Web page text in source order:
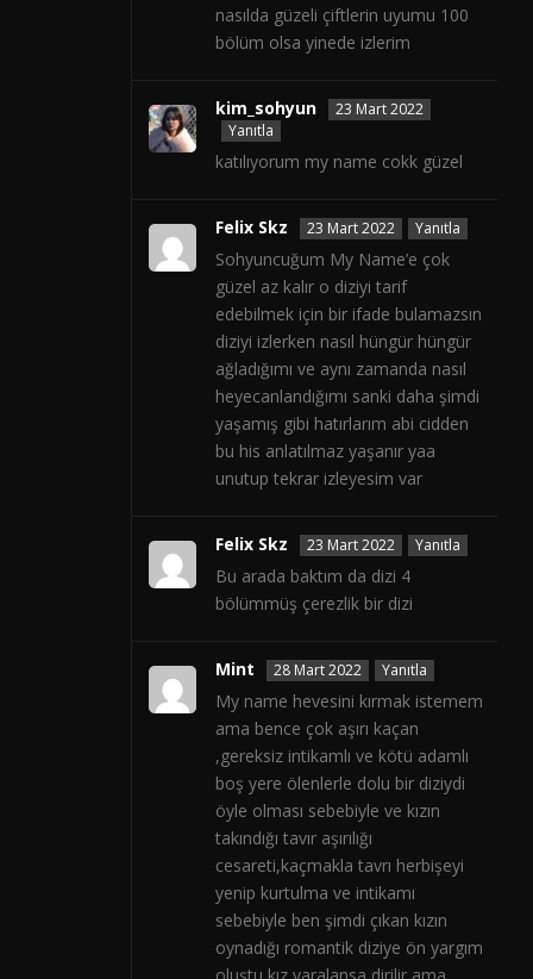
nasılda güzeli çiftlerin uyumu 100
bölüm olsa yinede izlerim
kim_sohyun
23 Mart 2022
Yanıtla
katılıyorum my name cokk güzel
Felix Skz 23 Mart 2022 Yanıtla
Sohyuncuğum My Name’e çok
güzel az kalır o diziyi tarif
edebilmek için bir ifade bulamazsın
diziyi izlerken nasıl hüngür hüngür
ağladığımı ve aynı zamanda nasıl
heyecanlandığımı sanki daha şimdi
yaşamış gibi hatırlarım abi cidden
bu his anlatılmaz yaşanır yaa
unutup tekrar izleyesim var
Felix Skz 23 Mart 2022 Yanıtla
Bu arada baktım da dizi 4
bölümmüş çerezlik bir dizi
Mint 28 Mart 2022 Yanıtla
My name hevesini kırmak istemem
ama bence çok aşırı kaçan
,gereksiz intikamlı ve kötü adamlı
boş yere ölenlerle dolu bir diziydi
öyle olması sebebiyle ve kızın
takındığı tavır aşırılığı
cesareti,kaçmakla tavrı herbişeyi
yenip kurtulma ve intikamı
sebebiyle ben şimdi çıkan kızın
oynadığı romantik diziye ön yargım